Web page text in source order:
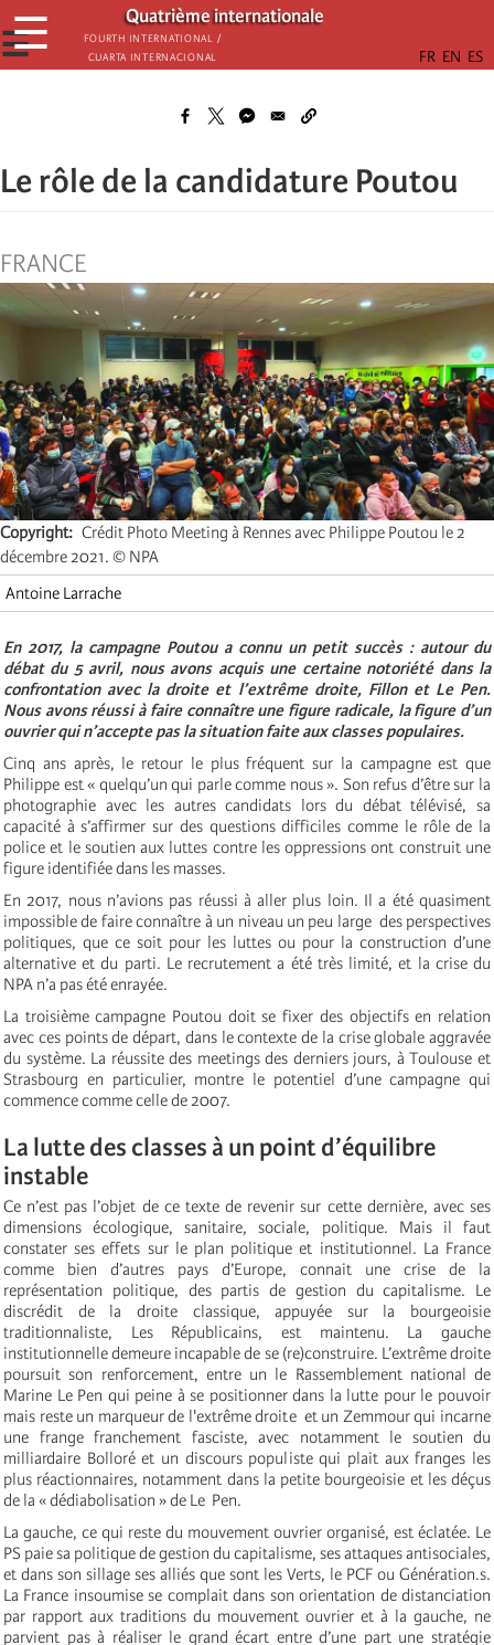
Skip
to
main
Quatrième internationale
Fourth International /
Cuarta Internacional
☰
☰
Le rôle de la candidature Poutou
FRANCE
Copyright
Crédit Photo Meeting à Rennes avec Philippe Poutou le 2
décembre 2021. © NPA
Antoine Larrache
En 2017, la campagne Poutou a connu un petit succès : autour du
débat du 5 avril, nous avons acquis une certaine notoriété dans la
confrontation avec la droite et l’extrême droite, Fillon et Le Pen.
Nous avons réussi à faire connaître une figure radicale, la figure d’un
ouvrier qui n’accepte pas la situation faite aux classes populaires.
Cinq ans après, le retour le plus fréquent sur la campagne est que
Philippe est « quelqu’un qui parle comme nous ». Son refus d’être sur la
photographie avec les autres candidats lors du débat télévisé, sa
capacité à s’affirmer sur des questions difficiles comme le rôle de la
police et le soutien aux luttes contre les oppressions ont construit une
figure identifiée dans les masses.
En 2017, nous n’avions pas réussi à aller plus loin. Il a été quasiment
impossible de faire connaître à un niveau un peu large des perspectives
politiques, que ce soit pour les luttes ou pour la construction d’une
alternative et du parti. Le recrutement a été très limité, et la crise du
NPA n’a pas été enrayée.
La troisième campagne Poutou doit se fixer des objectifs en relation
avec ces points de départ, dans le contexte de la crise globale aggravée
du système. La réussite des meetings des derniers jours, à Toulouse et
Strasbourg en particulier, montre le potentiel d’une campagne qui
commence comme celle de 2007.
La lutte des classes à un point d’équilibre
instable
Ce n’est pas l’objet de ce texte de revenir sur cette dernière, avec ses
dimensions écologique, sanitaire, sociale, politique. Mais il faut
constater ses effets sur le plan politique et institutionnel. La France
comme bien d’autres pays d’Europe, connait une crise de la
représentation politique, des partis de gestion du capitalisme. Le
discrédit de la droite classique, appuyée sur la bourgeoisie
traditionnaliste, Les Républicains, est maintenu. La gauche
institutionnelle demeure incapable de se (re)construire. L’extrême droite
poursuit son renforcement, entre un le Rassemblement national de
Marine Le Pen qui peine à se positionner dans la lutte pour le pouvoir
mais reste un marqueur de l'extrême droite et un Zemmour qui incarne
une frange franchement fasciste, avec notamment le soutien du
milliardaire Bolloré et un discours populiste qui plait aux franges les
plus réactionnaires, notamment dans la petite bourgeoisie et les déçus
de la « dédiabolisation » de Le Pen.
La gauche, ce qui reste du mouvement ouvrier organisé, est éclatée. Le
PS paie sa politique de gestion du capitalisme, ses attaques antisociales,
et dans son sillage ses alliés que sont les Verts, le PCF ou Génération.s.
La France insoumise se complait dans son orientation de distanciation
par rapport aux traditions du mouvement ouvrier et à la gauche, ne
parvient pas à réaliser le grand écart entre d’une part une stratégie